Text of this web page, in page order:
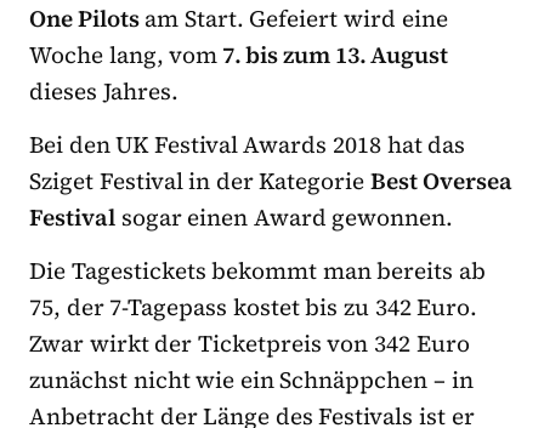
One Pilotsam Start. Gefeiert wird eine
Woche lang, vom7. bis zum 13. August
dieses Jahres.
Bei den UK Festival Awards 2018 hat das
Sziget Festival in der KategorieBest Oversea
Festival sogar einen Award gewonnen.
Die Tagestickets bekommt man bereits ab
75, der 7-Tagepass kostet bis zu 342 Euro.
Zwar wirkt der Ticketpreis von 342 Euro
zunächst nicht wie ein Schnäppchen – in
Anbetracht der Länge des Festivals ist er